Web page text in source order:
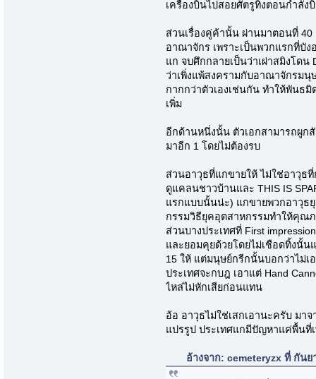
เครื่องบินไปสอยศัตรูทิ้งตอนกำลัง
ส่วนเรื่องคู่ค้านั้น ผ่านมาตอนที่ 40
อาณาจักร เพราะเป็นพวกแรกที่บัง
แก จบศึกกลายเป็นว่าเผ่าสมิงโดน
ว่าเพิ่งแพ้สงครามกับอาณาจักรมนุ
กากกว่าตัวเองเช่นกัน ทำให้พันธมิ
เพิ่ม
อีกด้านหนึ่งนั้น ตัวเอกสามารถผู
มาอีก 1 โดยไม่ต้องรบ
ส่วนอาวุธที่แกขายให้ ไม่ใช่อาวุธ
ดูแคลนชาวบ้านและ THIS IS
แรกแบบนั้นน่ะ) แกขายพวกอาวุธ
กรรมวิธียุคอุตสาหกรรมทำให้คุณ
ส่วนบางประเทศที่ First
และยอมคุยด้วยโดยไม่เชือดทิ้งนั้น
15 ให้ แต่มนุษย์กรีกนั้นบอกว่าไม่
ประเทศจะกบฎ เอาแต่ Hand
ไหล่ไม่หักเสียก่อนแทน
อ้อ อาวุธไม่ใช่เสกเอานะครับ มา
แปรรูป ประเทศแกมีปัญหาแค่พื้นที่
อ้างจาก: cemeteryzx ที่ กันย